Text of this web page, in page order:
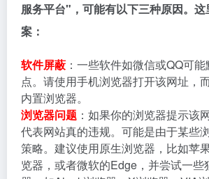
服务平台"，可能有以下三种原因。
案：
软件屏蔽 ：一些软件如微信或QQ可
点。请使用手机浏览器打开该网址，
内置浏览器。
浏览器问题 ：如果你的浏览器提示该
代表网站真的违规。可能是由于某些
策略。建议使用原生浏览器，比如苹
览器，或者微软的Edge，并尝试一些